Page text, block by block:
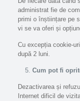
administrat fie de
primi o înștiințare pe
vi se va oferi și
Cu excepția cookie-
după 2 luni.
Cum pot fi
Dezactivarea și
Internet dificil de